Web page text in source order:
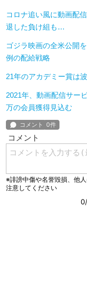
コロナ追い風に動画配
退した負け組も…
ゴジラ映画の全米公開
例の配給戦略
21年のアカデミー賞は
2021年、動画配信サー
万の会員獲得見込む